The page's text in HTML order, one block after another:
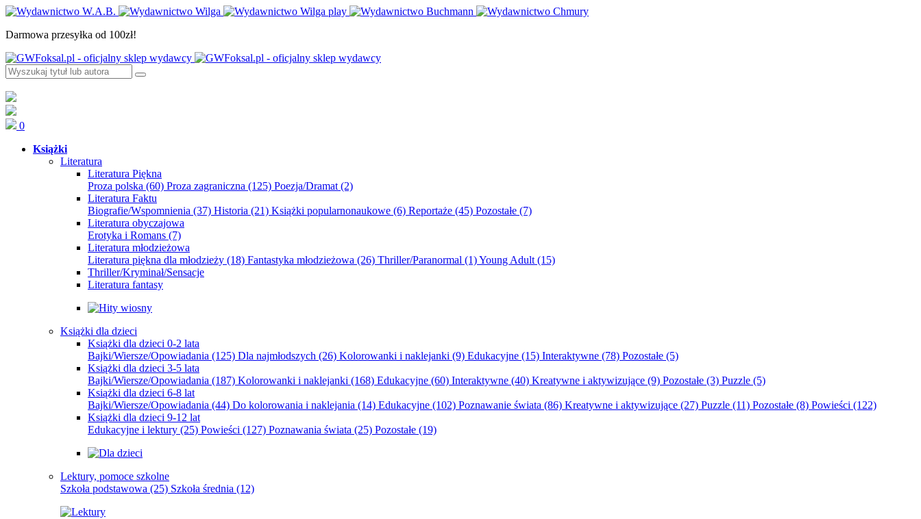
Darmowa przesyłka od 100zł!
0
Książki
Literatura
Literatura Piękna
Proza polska (60) Proza zagraniczna (125) Poezja/Dramat (2)
Literatura Faktu
Biografie/Wspomnienia (37) Historia (21) Książki popularnonaukowe (6) Reportaże (45) Pozostałe (7)
Literatura obyczajowa
Erotyka i Romans (7)
Literatura młodzieżowa
Literatura piękna dla młodzieży (18) Fantastyka młodzieżowa (26) Thriller/Paranormal (1)Young Adult (15)
Thriller/Kryminał/Sensacje
Literatura fantasy
Książki dla dzieci
Książki dla dzieci 0-2 lata
Bajki/Wiersze/Opowiadania (125) Dla najmłodszych (26) Kolorowanki i naklejanki (9) Edukacyjne (15) Interaktywne (78) Pozostałe (5)
Książki dla dzieci 3-5 lata
Bajki/Wiersze/Opowiadania (187) Kolorowanki i naklejanki (168) Edukacyjne (60) Interaktywne (40) Kreatywne i aktywizujące (9) Pozostałe (3) Puzzle (5)
Książki dla dzieci 6-8 lat
Bajki/Wiersze/Opowiadania (44) Do kolorowania i naklejania (14) Edukacyjne (102) Poznawanie świata (86) Kreatywne i aktywizujące (27) Puzzle (11) Pozostałe (8) Powieści (122)
Książki dla dzieci 9-12 lat
Edukacyjne i lektury (25) Powieści (127) Poznawania świata (25) Pozostałe (19)
Lektury, pomoce szkolne
Szkoła podstawowa (25) Szkoła średnia (12)